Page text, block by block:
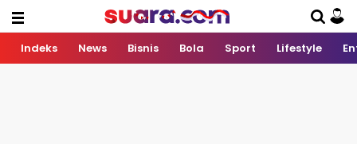
Indeks News Bisnis Bola Sport Lifestyle